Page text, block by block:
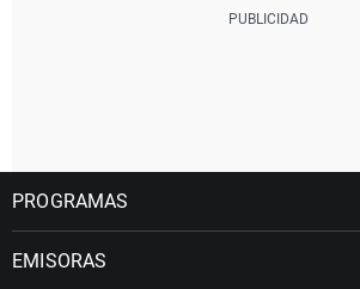
PROGRAMAS
EMISORAS